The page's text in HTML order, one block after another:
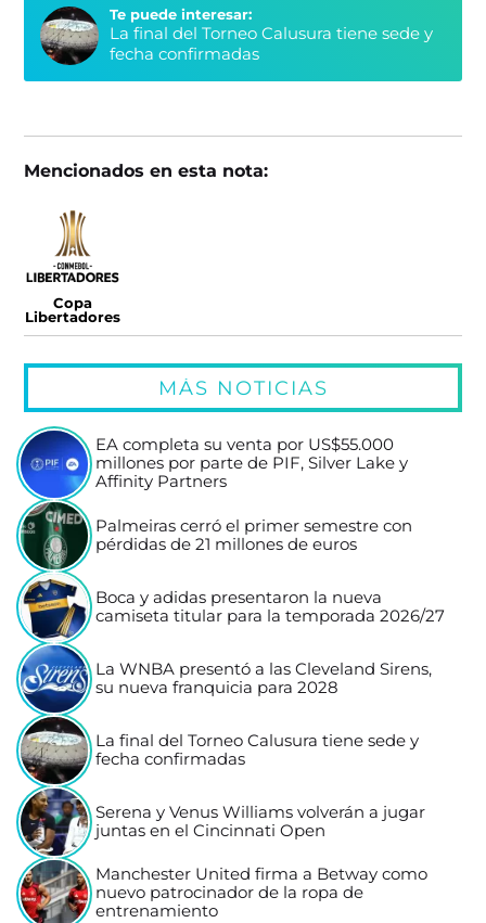
Te puede interesar:
La final del Torneo Calusura tiene sede y
fecha confirmadas
Mencionados en esta nota:
Copa
Libertadores
MÁS NOTICIAS
EA completa su venta por US$55.000
millones por parte de PIF, Silver Lake y
Affinity Partners
Palmeiras cerró el primer semestre con
pérdidas de 21 millones de euros
Boca y adidas presentaron la nueva
camiseta titular para la temporada 2026/27
La WNBA presentó a las Cleveland Sirens,
su nueva franquicia para 2028
La final del Torneo Calusura tiene sede y
fecha confirmadas
Serena y Venus Williams volverán a jugar
juntas en el Cincinnati Open
Manchester United firma a Betway como
nuevo patrocinador de la ropa de
entrenamiento